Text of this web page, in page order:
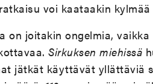
voi kaataakin
on joitakin ongelmia, vaikka
Sirkuksen miehissä
jätkät käyttävät yllättäviä